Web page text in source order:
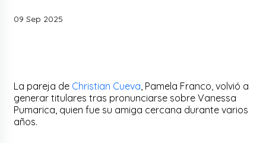
09 Sep 2025
La pareja de Christian Cueva , Pamela Franco, volvió a
generar titulares tras pronunciarse sobre Vanessa
Pumarica, quien fue su amiga cercana durante varios
años.